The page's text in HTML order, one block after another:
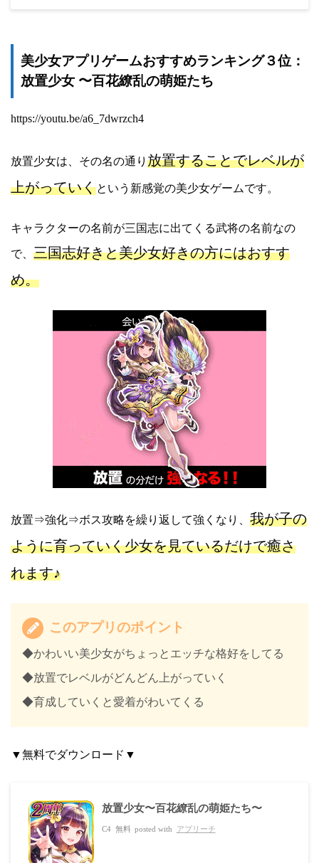
美少女アプリゲームおすすめランキング３位：
放置少女 〜百花繚乱の萌姫たち
https://youtu.be/a6_7dwrzch4
放置少女は、その名の通り 放置することでレベルが
上がっていくという新感覚の美少女ゲームです。
キャラクターの名前が三国志に出てくる武将の名前なの
で、 三国志好きと美少女好きの方にはおすす
め。
放置⇒強化⇒ボス攻略を繰り返して強くなり、 我が子の
ように育っていく少女を見ているだけで癒さ
れます♪
このアプリのポイント
◆かわいい美少女がちょっとエッチな格好をしてる
◆放置でレベルがどんどん上がっていく
◆育成していくと愛着がわいてくる
▼無料でダウンロード▼
放置少女〜百花繚乱の萌姫たち〜
C4 無料 posted with アプリーチ